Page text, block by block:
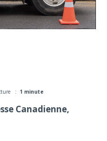
essentiels
: 1 minute
Canadienne,